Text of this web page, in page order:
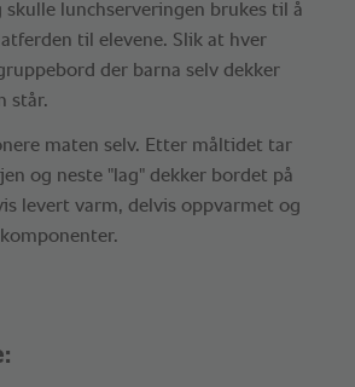
skulle lunchserveringen brukes til å
til elevene. Slik at hver
der barna selv dekker
står.
maten selv. Etter måltidet tar
og neste "lag" dekker bordet på
levert varm, delvis oppvarmet og